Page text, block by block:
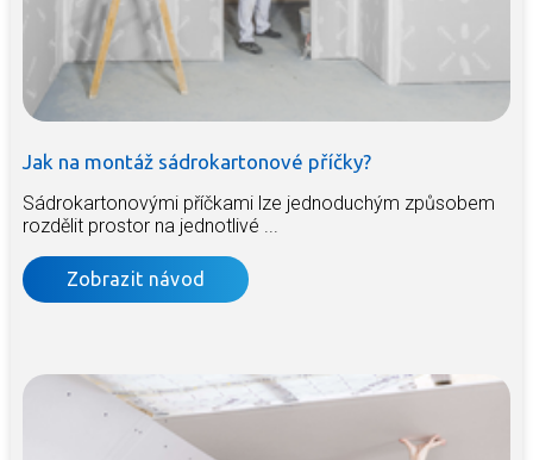
Jak na montáž sádrokartonové příčky?
Sádrokartonovými příčkami lze jednoduchým způsobem
rozdělit prostor na jednotlivé ...
Zobrazit návod